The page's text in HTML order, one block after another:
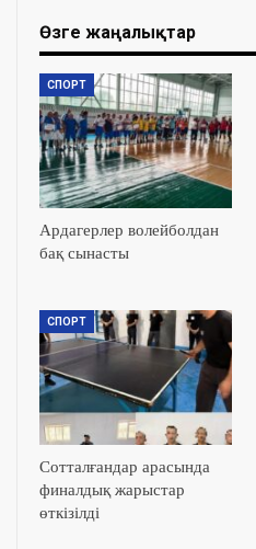
Өзге жаңалықтар
СПОРТ
Ардагерлер волейболдан
бақ сынасты
СПОРТ
Сотталғандар арасында
финалдық жарыстар
өткізілді